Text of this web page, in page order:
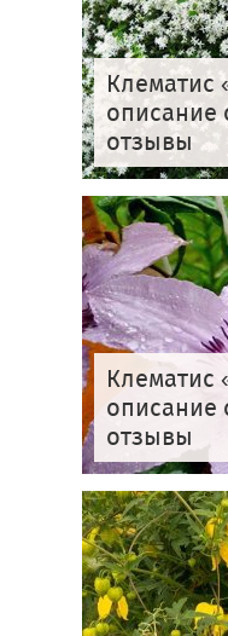
Клематис
описание
отзывы
Клематис
описание
отзывы